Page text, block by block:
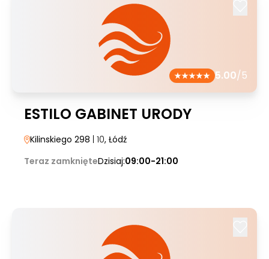
5.00/5
ESTILO GABINET URODY
Kilinskiego 298 | 10, Łódź
Teraz zamknięteDzisiaj:09:00-21:00